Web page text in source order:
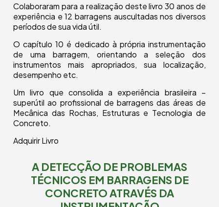
Colaboraram para a realização deste livro 30 anos de
experiência e 12 barragens auscultadas nos diversos
períodos de sua vida útil.
O capítulo 10 é dedicado à própria instrumentação
de uma barragem, orientando a seleção dos
instrumentos mais apropriados, sua localização,
desempenho etc.
Um livro que consolida a experiência brasileira –
superútil ao profissional de barragens das áreas de
Mecânica das Rochas, Estruturas e Tecnologia de
Concreto.
Adquirir Livro
A DETECÇÃO DE PROBLEMAS
TÉCNICOS EM BARRAGENS DE
CONCRETO ATRAVÉS DA